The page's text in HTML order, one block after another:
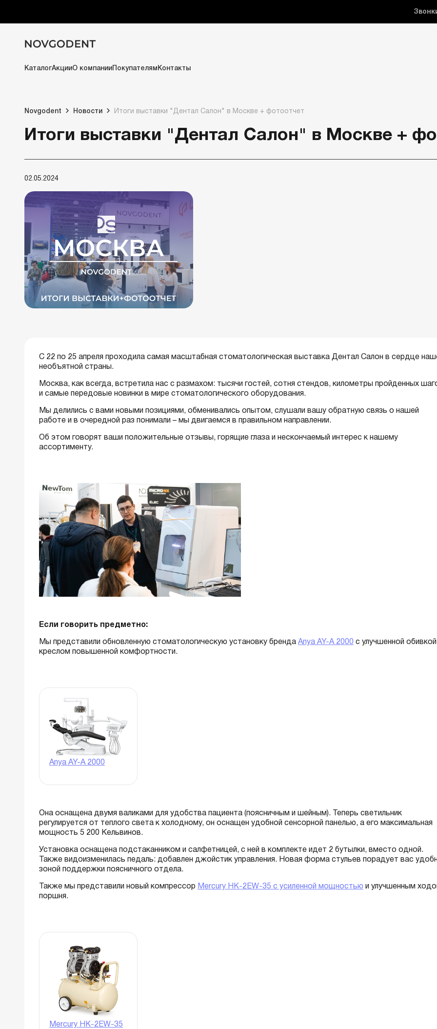
КаталогАкцииО компании Покупателям Контакты
Novgodent Новости Итоги выставки "Дентал Салон" в Москве + фотоотчет
Итоги выставки "Дентал Салон" в Москве +
02.05.2024
С 22 по 25 апреля проходила самая масштабная стоматологическая выставка Дентал Салон в сердце
необъятной страны.
Москва, как всегда, встретила нас с размахом: тысячи гостей, сотня стендов, километры пройденных
и самые передовые новинки в мире стоматологического оборудования.
Мы делились с вами новыми позициями, обменивались опытом, слушали вашу обратную связь о нашей
работе и в очередной раз понимали – мы двигаемся в правильном направлении.
Об этом говорят ваши положительные отзывы, горящие глаза и нескончаемый интерес к нашему
ассортименту.
Если говорить предметно:
Мы представили обновленную стоматологическую установку бренда Anya AY-A 2000 с улучшенной
креслом повышенной комфортности.
Anya AY-A 2000
Она оснащена двумя валиками для удобства пациента (поясничным и шейным). Теперь светильник
регулируется от теплого света к холодному, он оснащен удобной сенсорной панелью, а его максимальная
мощность 5 200 Кельвинов.
Установка оснащена подстаканником и салфетницей, с ней в комплекте идет 2 бутылки, вместо одной.
Также видоизменилась педаль: добавлен джойстик управления. Новая форма стульев порадует вас
зоной поддержки поясничного отдела.
Также мы представили новый компрессор Mercury HK-2EW-35 с усиленной мощностью и улучшенным
поршня.
Mercury HK-2EW-35